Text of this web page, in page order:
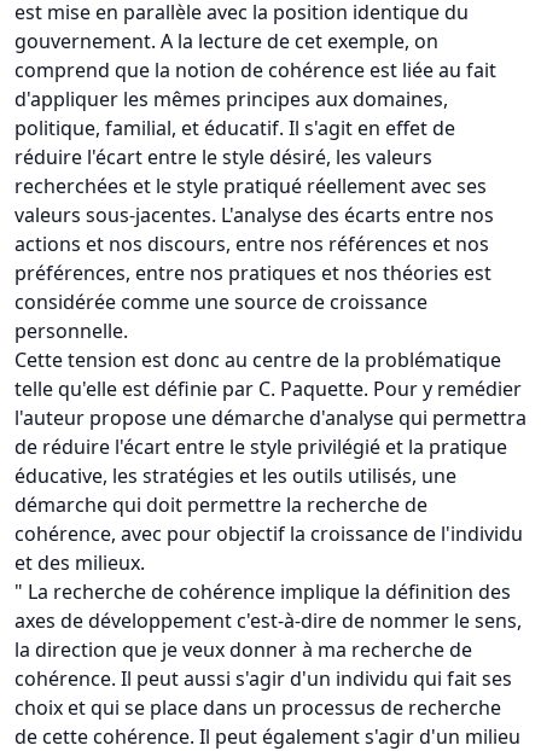
est mise en parallèle avec la position identique du
gouvernement. A la lecture de cet exemple, on
comprend que la notion de cohérence est liée au fait
d'appliquer les mêmes principes aux domaines,
politique, familial, et éducatif. Il s'agit en effet de
réduire l'écart entre le style désiré, les valeurs
recherchées et le style pratiqué réellement avec ses
valeurs sous-jacentes. L'analyse des écarts entre nos
actions et nos discours, entre nos références et nos
préférences, entre nos pratiques et nos théories est
considérée comme une source de croissance
personnelle.
Cette tension est donc au centre de la problématique
telle qu'elle est définie par C. Paquette. Pour y remédier
l'auteur propose une démarche d'analyse qui permettra
de réduire l'écart entre le style privilégié et la pratique
éducative, les stratégies et les outils utilisés, une
démarche qui doit permettre la recherche de
cohérence, avec pour objectif la croissance de l'individu
et des milieux.
" La recherche de cohérence implique la définition des
axes de développement c'est-à-dire de nommer le sens,
la direction que je veux donner à ma recherche de
cohérence. Il peut aussi s'agir d'un individu qui fait ses
choix et qui se place dans un processus de recherche
de cette cohérence. Il peut également s'agir d'un milieu